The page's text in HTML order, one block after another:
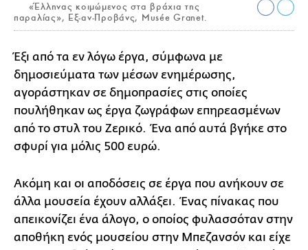
«Έλληνας κοιμώμενος στα βράχια της
παραλίας», Εξ-αν-Προβάνς, Musée Granet.
Έξι από τα εν λόγω έργα, σύμφωνα με
δημοσιεύματα των μέσων ενημέρωσης,
αγοράστηκαν σε δημοπρασίες στις οποίες
πουλήθηκαν ως έργα ζωγράφων επηρεασμένων
από το στυλ του Ζερικό. Ένα από αυτά βγήκε στο
σφυρί για μόλις 500 ευρώ.
Ακόμη και οι αποδόσεις σε έργα που ανήκουν σε
άλλα μουσεία έχουν αλλάξει. Ένας πίνακας που
απεικονίζει ένα άλογο, ο οποίος φυλασσόταν στην
αποθήκη ενός μουσείου στην Μπεζανσόν και είχε